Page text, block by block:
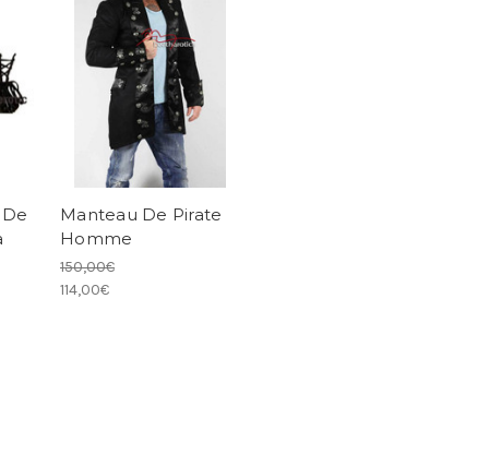
Manteau De Pirate
Homme
150,00€
114,00€